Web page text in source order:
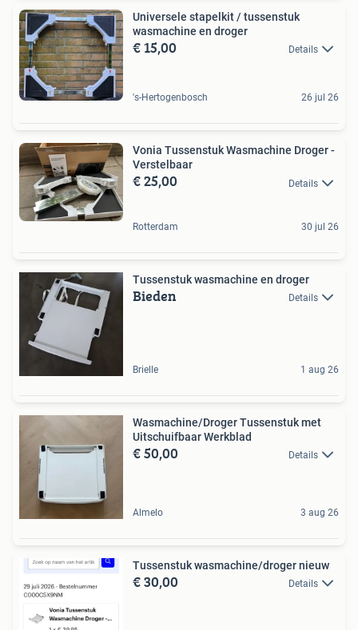
Universele stapelkit / tussenstuk
wasmachine en droger
€ 15,00 Details
's-Hertogenbosch 26 jul 26
Vonia Tussenstuk Wasmachine Droger -
Verstelbaar
€ 25,00 Details
Rotterdam 30 jul 26
Tussenstuk wasmachine en droger
Bieden Details
Brielle 1 aug 26
Wasmachine/Droger Tussenstuk met
Uitschuifbaar Werkblad
€ 50,00 Details
Almelo 3 aug 26
Tussenstuk wasmachine/droger nieuw
€ 30,00 Details